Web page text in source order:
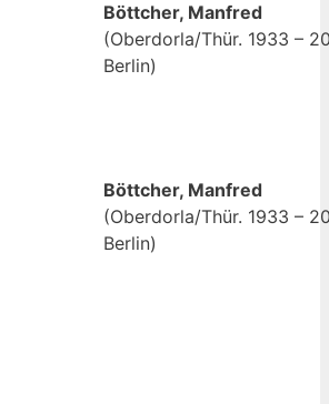
Böttcher, Manfred
(Oberdorla/Thür. 1933 –
Berlin)
Böttcher, Manfred
(Oberdorla/Thür. 1933 –
Berlin)